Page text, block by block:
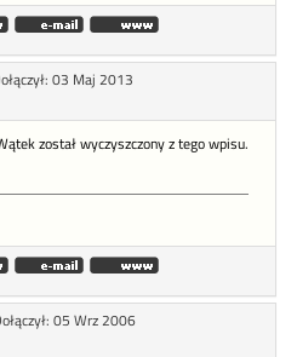
03 Maj 2013
został wyczyszczony z tego wpisu.
05 Wrz 2006